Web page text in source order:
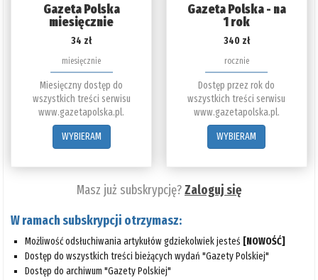
Gazeta Polska
miesięcznie
34 zł
miesięcznie
Miesięczny dostęp do
wszystkich treści serwisu
www.gazetapolska.pl.
WYBIERAM
Gazeta Polska - na
1 rok
340 zł
rocznie
Dostęp przez rok do
wszystkich treści serwisu
www.gazetapolska.pl.
WYBIERAM
Masz już subskrypcję?Zaloguj się
W ramach subskrypcji otrzymasz:
Możliwość odsłuchiwania artykułów gdziekolwiek jesteś [NOWOŚĆ]
Dostęp do wszystkich treści bieżących wydań "Gazety Polskiej"
Dostęp do archiwum "Gazety Polskiej"